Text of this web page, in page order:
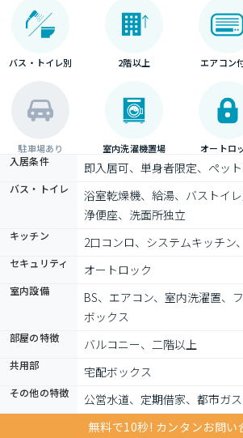
バス・トイレ別 2階以上 エアコン
駐車場あり 室内洗濯機置場 オートロ
入居条件 即入居可、単身者限定、ペッ
バス・トイレ
浴室乾燥機、給湯、バストイ
浄便座、洗面所独立
キッチン 2口コンロ、システムキッチン
セキュリティ オートロック
室内設備
BS、エアコン、室内洗濯置、
ボックス
部屋の特徴 バルコニー、二階以上
共用部 宅配ボックス
その他の特徴
公営水道、定期借家、都市ガス
無料で10秒! カンタンお問い